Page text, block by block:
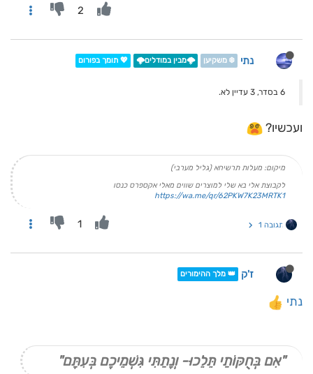
2
נתי ❄️ משקיען 🌩️מבין במודלים🌩️ 💖 תומך בפורום
6 בסדר, 3 עדיין לא.
ועכשיו?
מיקום: מעלות תרשיחא (גליל מערבי)
לקבוצת אלי בא שלי למוצרים שווים מאלי אקספרס כנסו
https://wa.me/qr/62PKW7K23MRTK1
תגובה 1 1
ז'ק 👑 מלך ההימורים
נתי
"אִם בְּחֻקּוֹתַי תֵּלֵכוּ- וְנָתַתִּי גִּשְׁמֵיכֶם בְּעִתָּם"